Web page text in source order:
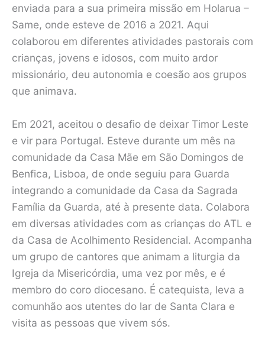
enviada para a sua primeira missão em Holarua –
Same, onde esteve de 2016 a 2021. Aqui
colaborou em diferentes atividades pastorais com
crianças, jovens e idosos, com muito ardor
missionário, deu autonomia e coesão aos grupos
que animava.
Em 2021, aceitou o desafio de deixar Timor Leste
e vir para Portugal. Esteve durante um mês na
comunidade da Casa Mãe em São Domingos de
Benfica, Lisboa, de onde seguiu para Guarda
integrando a comunidade da Casa da Sagrada
Família da Guarda, até à presente data. Colabora
em diversas atividades com as crianças do ATL e
da Casa de Acolhimento Residencial. Acompanha
um grupo de cantores que animam a liturgia da
Igreja da Misericórdia, uma vez por mês, e é
membro do coro diocesano. É catequista, leva a
comunhão aos utentes do lar de Santa Clara e
visita as pessoas que vivem sós.